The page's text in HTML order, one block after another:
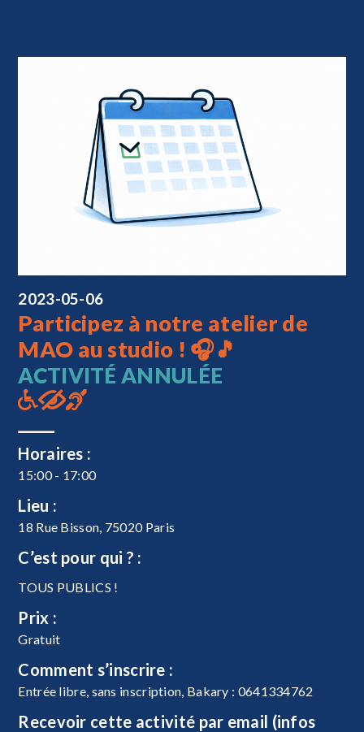
2023-05-06
Participez à notre atelier de
MAO au studio ! 🎧🎵
ACTIVITÉ ANNULÉE
Horaires :
15:00 - 17:00
Lieu :
18 Rue Bisson, 75020 Paris
C’est pour qui ? :
TOUS PUBLICS !
Prix :
Gratuit
Comment s’inscrire :
Entrée libre, sans inscription, Bakary : 0641334762
Recevoir cette activité par email (infos